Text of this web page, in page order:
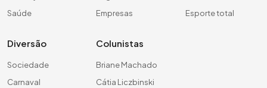
Saúde
Empresas
Esporte total
Diversão
Sociedade
Carnaval
Colunistas
Briane Machado
Cátia Liczbinski